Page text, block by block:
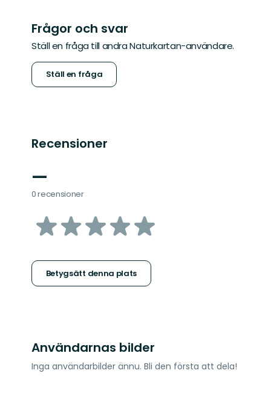
Frågor och svar
Ställ en fråga till andra Naturkartan-användare.
Ställ en fråga
Recensioner
—
0 recensioner
av
stjärnor
Betygsätt denna plats
Användarnas bilder
Inga användarbilder ännu. Bli den första att dela!